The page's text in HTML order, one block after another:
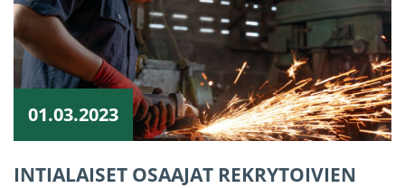
01.03.2023
INTIALAISET OSAAJAT REKRYTOIVIEN